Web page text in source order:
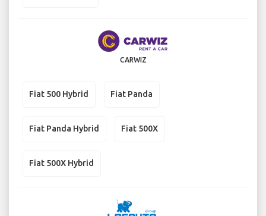
CARWIZ
Fiat 500 Hybrid Fiat Panda
Fiat Panda Hybrid Fiat 500X
Fiat 500X Hybrid